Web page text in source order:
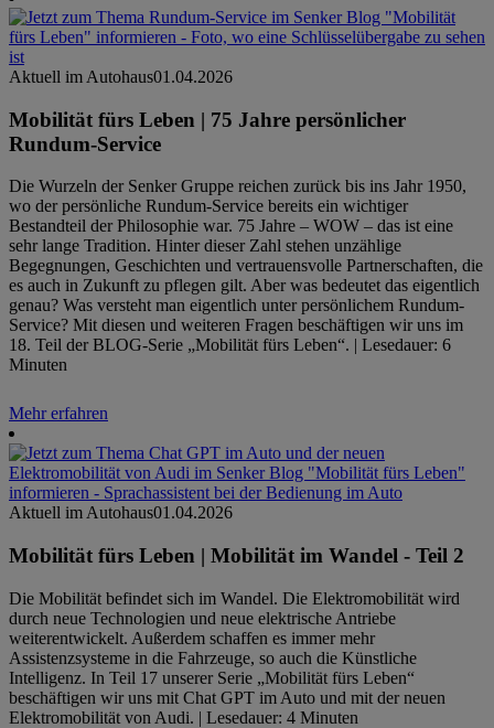
Aktuell im Autohaus01.04.2026
Mobilität fürs Leben | 75 Jahre persönlicher
Rundum-Service
Die Wurzeln der Senker Gruppe reichen zurück bis ins Jahr 1950,
wo der persönliche Rundum-Service bereits ein wichtiger
Bestandteil der Philosophie war. 75 Jahre – WOW – das ist eine
sehr lange Tradition. Hinter dieser Zahl stehen unzählige
Begegnungen, Geschichten und vertrauensvolle Partnerschaften, die
es auch in Zukunft zu pflegen gilt. Aber was bedeutet das eigentlich
genau? Was versteht man eigentlich unter persönlichem Rundum-
Service? Mit diesen und weiteren Fragen beschäftigen wir uns im
18. Teil der BLOG-Serie „Mobilität fürs Leben“. | Lesedauer: 6
Minuten
Mehr erfahren
Aktuell im Autohaus01.04.2026
Mobilität fürs Leben | Mobilität im Wandel - Teil 2
Die Mobilität befindet sich im Wandel. Die Elektromobilität wird
durch neue Technologien und neue elektrische Antriebe
weiterentwickelt. Außerdem schaffen es immer mehr
Assistenzsysteme in die Fahrzeuge, so auch die Künstliche
Intelligenz. In Teil 17 unserer Serie „Mobilität fürs Leben“
beschäftigen wir uns mit Chat GPT im Auto und mit der neuen
Elektromobilität von Audi. | Lesedauer: 4 Minuten